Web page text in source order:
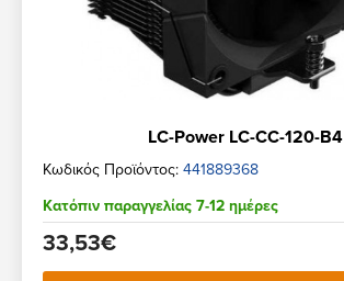
LC-Power LC-CC-120-B4
Κωδικός Προϊόντος: 441889368
Κατόπιν παραγγελίας 7-12 ημέρες
33,53€